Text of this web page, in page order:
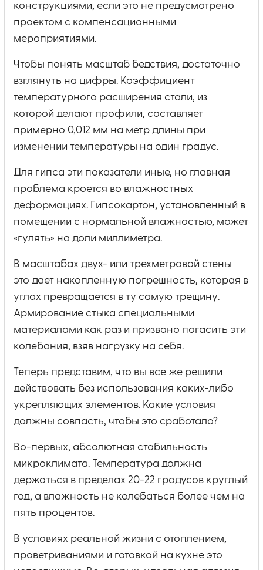
конструкциями, если это не предусмотрено
проектом с компенсационными
мероприятиями.
Чтобы понять масштаб бедствия, достаточно
взглянуть на цифры. Коэффициент
температурного расширения стали, из
которой делают профили, составляет
примерно 0,012 мм на метр длины при
изменении температуры на один градус.
Для гипса эти показатели иные, но главная
проблема кроется во влажностных
деформациях. Гипсокартон, установленный в
помещении с нормальной влажностью, может
«гулять» на доли миллиметра.
В масштабах двух- или трехметровой стены
это дает накопленную погрешность, которая в
углах превращается в ту самую трещину.
Армирование стыка специальными
материалами как раз и призвано погасить эти
колебания, взяв нагрузку на себя.
Теперь представим, что вы все же решили
действовать без использования каких-либо
укрепляющих элементов. Какие условия
должны совпасть, чтобы это сработало?
Во-первых, абсолютная стабильность
микроклимата. Температура должна
держаться в пределах 20-22 градусов круглый
год, а влажность не колебаться более чем на
пять процентов.
В условиях реальной жизни с отоплением,
проветриваниями и готовкой на кухне это